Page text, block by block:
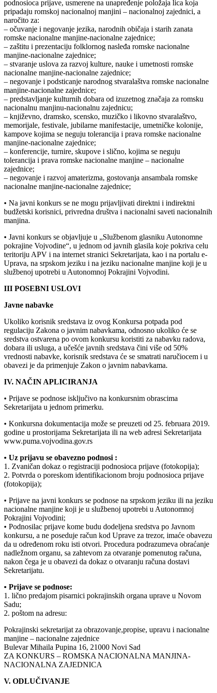
podnosioca prijave, usmerene na unapređenje položaja lica koja
pripadaju romskoj nacionalnoj manjini – nacionalnoj zajednici, a
naročito za:
– očuvanje i negovanje jezika, narodnih običaja i starih zanata
romske nacionalne manjine-nacionalne zajednice;
– zaštitu i prezentaciju folklornog nasleđa romske nacionalne
manjine-nacionalne zajednice;
– stvaranje uslova za razvoj kulture, nauke i umetnosti romske
nacionalne manjine-nacionalne zajednice;
– negovanje i podsticanje narodnog stvaralaštva romske nacionalne
manjine-nacionalne zajednice;
– predstavljanje kulturnih dobara od izuzetnog značaja za romsku
nacionalnu manjinu-nacionalnu zajednicu;
– književno, dramsko, scensko, muzičko i likovno stvaralaštvo,
memorijale, festivale, jubilarne manifestacije, umetničke kolonije,
kampove kojima se neguju tolerancija i prava romske nacionalne
manjine-nacionalne zajednice;
– konferencije, turnire, skupove i slično, kojima se neguju
tolerancija i prava romske nacionalne manjine – nacionalne
zajednice;
– negovanje i razvoj amaterizma, gostovanja ansambala romske
nacionalne manjine-nacionalne zajednice;
• Na javni konkurs se ne mogu prijavljivati direktni i indirektni
budžetski korisnici, privredna društva i nacionalni saveti nacionalnih
manjina.
• Javni konkurs se objavljuje u „Službenom glasniku Autonomne
pokrajine Vojvodine“, u jednom od javnih glasila koje pokriva celu
teritoriju APV i na internet stranici Sekretarijata, kao i na portalu e-
Uprava, na srpskom jeziku i na jeziku nacionalne manjine koji je u
službenoj upotrebi u Autonomnoj Pokrajini Vojvodini.
III POSEBNI USLOVI
Javne nabavke
Ukoliko korisnik sredstava iz ovog Konkursa potpada pod
regulaciju Zakona o javnim nabavkama, odnosno ukoliko će se
sredstva ostvarena po ovom konkursu koristiti za nabavku radova,
dobara ili usluga, a učešće javnih sredstava čini više od 50%
vrednosti nabavke, korisnik sredstava će se smatrati naručiocem i u
obavezi je da primenjuje Zakon o javnim nabavkama.
IV. NAČIN APLICIRANJA
• Prijave se podnose isključivo na konkursnim obrascima
Sekretarijata u jednom primerku.
• Konkursna dokumentacija može se preuzeti od 25. februara 2019.
godine u prostorijama Sekretarijata ili na web adresi Sekretarijata
www.puma.vojvodina.gov.rs
• Uz prijavu se obavezno podnosi :
1. Zvaničan dokaz o registraciji podnosioca prijave (fotokopija);
2. Potvrda o poreskom identifikacionom broju podnosioca prijave
(fotokopija);
• Prijave na javni konkurs se podnose na srpskom jeziku ili na jeziku
nacionalne manjine koji je u službenoj upotrebi u Autonomnoj
Pokrajini Vojvodini;
• Podnosilac prijave kome budu dodeljena sredstva po Javnom
konkursu, a ne poseduje račun kod Uprave za trezor, imaće obavezu
da u određenom roku isti otvori. Procedura podrazumeva obraćanje
nadležnom organu, sa zahtevom za otvaranje pomenutog računa,
nakon čega je u obavezi da dokaz o otvaranju računa dostavi
Sekretarijatu.
• Prijave se podnose:
1. lično predajom pisarnici pokrajinskih organa uprave u Novom
Sadu;
2. poštom na adresu:
Pokrajinski sekretarijat za obrazovanje,propise, upravu i nacionalne
manjine – nacionalne zajednice
Bulevar Mihaila Pupina 16, 21000 Novi Sad
ZA KONKURS – ROMSKA NACIONALNA MANJINA-
NACIONALNA ZAJEDNICA
V. ODLUČIVANJE